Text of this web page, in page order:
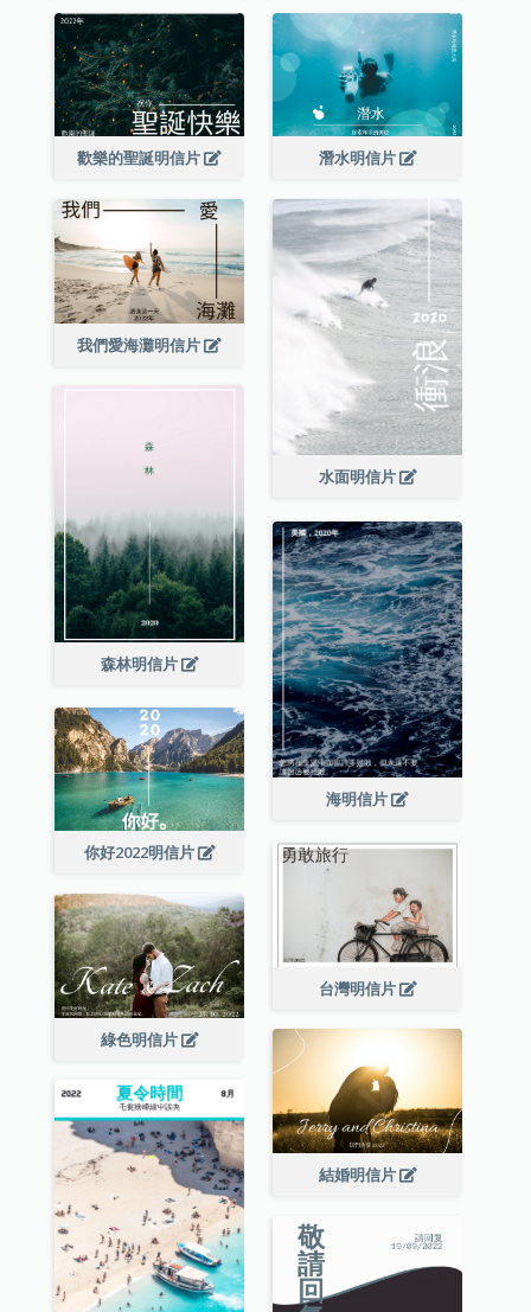
歡樂的聖誕明信片 潛水明信片
我們愛海灘明信片
水面明信片
森林明信片
海明信片
你好2022明信片
台灣明信片
綠色明信片
結婚明信片